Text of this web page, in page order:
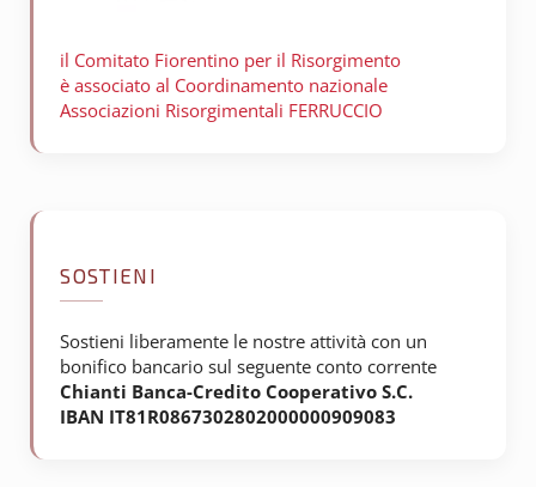
il Comitato Fiorentino per il Risorgimento
è associato al Coordinamento nazionale
Associazioni Risorgimentali FERRUCCIO
SOSTIENI
Sostieni liberamente le nostre attività con un
bonifico bancario sul seguente conto corrente
Chianti Banca-Credito Cooperativo S.C.
IBAN IT81R0867302802000000909083